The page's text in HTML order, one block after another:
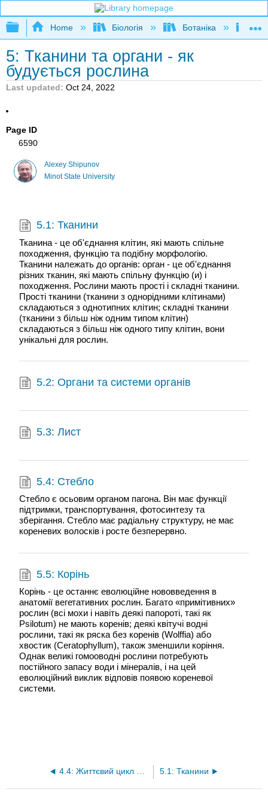
Expand/collapse global hierarchy
Home Біологія Ботаніка
5: Тканини та органи - як
будується рослина
Last updated Oct 24, 2022
Page ID
6590
Alexey Shipunov
Minot State University
5.1: Тканини
Тканина - це об'єднання клітин, які мають спільне
походження, функцію та подібну морфологію.
Тканини належать до органів: орган - це об'єднання
різних тканин, які мають спільну функцію (и) і
походження. Рослини мають прості і складні тканини.
Прості тканини (тканини з однорідними клітинами)
складаються з однотипних клітин; складні тканини
(тканини з більш ніж одним типом клітин)
складаються з більш ніж одного типу клітин, вони
унікальні для рослин.
5.2: Органи та системи органів
5.3: Лист
5.4: Стебло
Стебло є осьовим органом пагона. Він має функції
підтримки, транспортування, фотосинтезу та
зберігання. Стебло має радіальну структуру, не має
кореневих волосків і росте безперервно.
5.5: Корінь
Корінь - це останнє еволюційне нововведення в
анатомії вегетативних рослин. Багато «примітивних»
рослин (всі мохи і навіть деякі папороті, такі як
Psilotum) не мають коренів; деякі квітучі водні
рослини, такі як ряска без коренів (Wolffia) або
хвостик (Ceratophyllum), також зменшили коріння.
Однак великі гомооводні рослини потребують
постійного запасу води і мінералів, і на цей
еволюційний виклик відповів появою кореневої
системи.
5.1: Тканини